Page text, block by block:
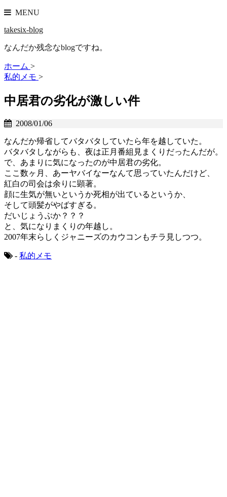
MENU
takesix-blog
なんだか残念なblogですね。
ホーム >
私的メモ >
中居君の劣化が激しい件
2008/01/06
なんだか帰省してバタバタしていたら年を越していた。
バタバタしながらも、夜は正月番組見まくりだったんだが。
で、あまりに気になったのが中居君の劣化。
ここ数ヶ月、あーヤバイなーなんて思っていたんだけど、
紅白の司会は余りに顕著。
顔に生気が無いというか死相が出ているというか、
そして頭髪がやばすぎる。
だいじょうぶか？？？
と、気になりまくりの年越し。
2007年末らしくジャニーズのカウコンもチラ見しつつ。
- 私的メモ